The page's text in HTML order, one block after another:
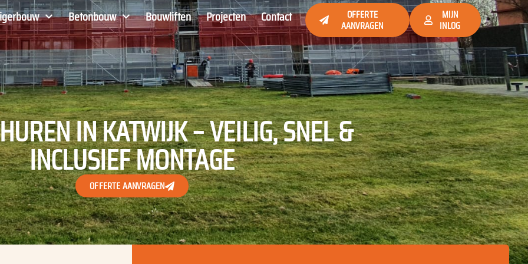
Betonbouw Bouwliften Projecten Contact OFFERTE
AANVRAGEN
MIJN
INLOG
IN KATWIJK – VEILIG, SNEL &
INCLUSIEF MONTAGE
OFFERTE AANVRAGEN